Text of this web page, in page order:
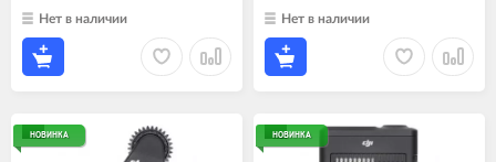
Нет в наличии Нет в наличии
НОВИНКА НОВИНКА